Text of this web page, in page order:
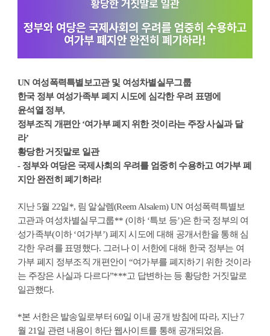
UN 여성폭력특별보고관 및 여성차별실무그룹
한국 정부 여성가족부 폐지 시도에 심각한 우려 표명에
윤석열 정부,
정부조직 개편안 ‘여가부 폐지 위한 것이라는 주장 사실과 달
라’
황당한 거짓말로 일관
- 정부와 여당은 국제사회의 우려를 엄중히 수용하고 여가부 폐
지안 완전히 폐기하라!
지난 5월 22일*, 림 알살렘(Reem Alsalem) UN 여성폭력특별보
고관과 여성차별실무그룹** (이하 ‘특보 등’)은 한국 정부의 여
성가족부(이하 ‘여가부’) 폐지 시도에 대해 공개서한을 통해 심
각한 우려를 표명했다. 그러나 이 서한에 대해 한국 정부는 여
가부 폐지 정부조직 개편안이 “여가부를 폐지하기 위한 것이라
는 주장은 사실과 다르다”***고 답변하는 등 황당한 거짓말로
일관했다.
*본 서한은 발송일로부터 60일 이내 공개 방침에 따라, 지난 7
월 21일 관련 내용이 하단 웹사이트를 통해 공개되었음.